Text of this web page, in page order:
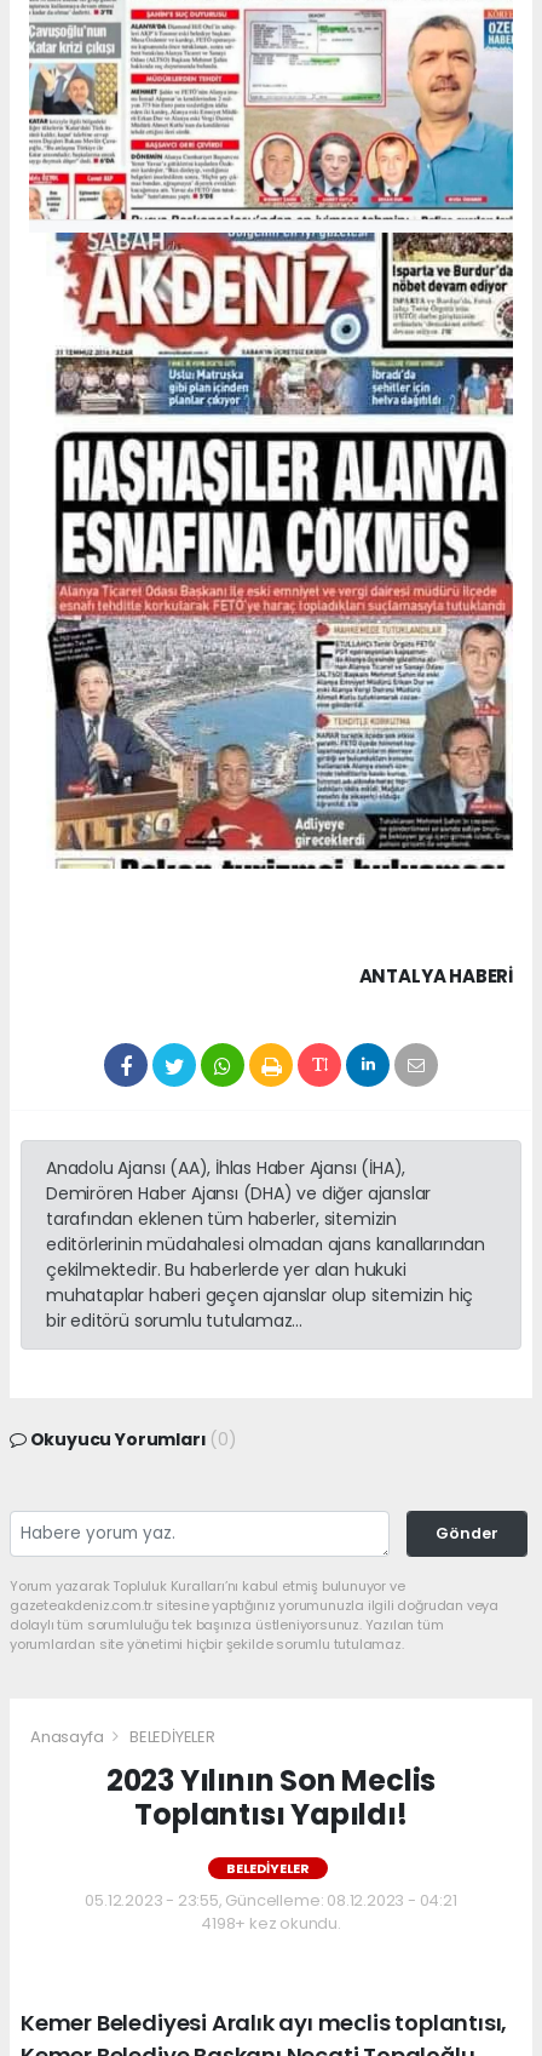
ANTALYA HABERİ
Anadolu Ajansı (AA), İhlas Haber Ajansı (İHA),
Demirören Haber Ajansı (DHA) ve diğer ajanslar
tarafından eklenen tüm haberler, sitemizin
editörlerinin müdahalesi olmadan ajans kanallarından
çekilmektedir. Bu haberlerde yer alan hukuki
muhataplar haberi geçen ajanslar olup sitemizin hiç
bir editörü sorumlu tutulamaz...
Okuyucu Yorumları (0)
Gönder
Yorum yazarak Topluluk Kuralları’nı kabul etmiş bulunuyor ve
gazeteakdeniz.com.tr sitesine yaptığınız yorumunuzla ilgili doğrudan veya
dolaylı tüm sorumluluğu tek başınıza üstleniyorsunuz. Yazılan tüm
yorumlardan site yönetimi hiçbir şekilde sorumlu tutulamaz.
Anasayfa BELEDİYELER
2023 Yılının Son Meclis
Toplantısı Yapıldı!
BELEDİYELER
05.12.2023 - 23:55, Güncelleme: 08.12.2023 - 04:21
4198+ kez okundu.
Kemer Belediyesi Aralık ayı meclis toplantısı,